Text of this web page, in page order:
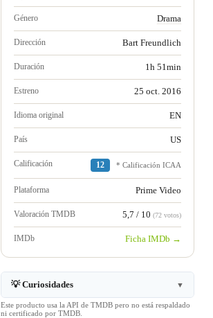
Género Drama
Dirección Bart Freundlich
Duración 1h 51min
Estreno 25 oct. 2016
Idioma original EN
País US
Calificación 12 * Calificación ICAA
Plataforma Prime Video
Valoración TMDB 5,7 / 10 (72 votos)
IMDb Ficha IMDb →
💡 Curiosidades ▼
Este producto usa la API de TMDB pero no está respaldado
ni certificado por TMDB.